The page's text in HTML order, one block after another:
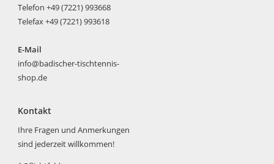
Telefon +49 (7221) 993668
Telefax +49 (7221) 993618
E-Mail
info@badischer-tischtennis-
shop.de
Kontakt
Ihre Fragen und Anmerkungen
sind jederzeit willkommen!